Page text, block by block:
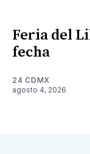
Feria del
fecha
24 CDMX
agosto 4, 2026